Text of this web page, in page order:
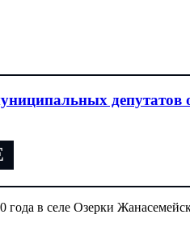
депутатов
года в селе Озерки